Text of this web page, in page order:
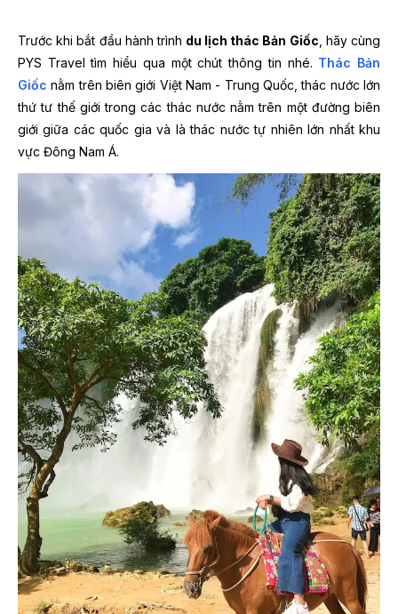
Trước khi bắt đầu hành trình du lịch thác Bản Giốc , hãy cùng
PYS Travel tìm hiểu qua một chút thông tin nhé. Thác Bản
Giốc nằm trên biên giới Việt Nam - Trung Quốc, thác nước lớn
thứ tư thế giới trong các thác nước nằm trên một đường biên
giới giữa các quốc gia và là thác nước tự nhiên lớn nhất khu
vực Đông Nam Á.